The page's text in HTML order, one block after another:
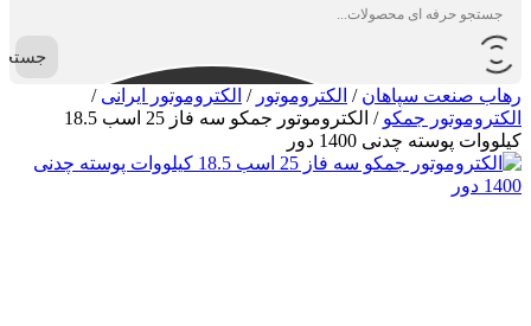
رهاب صنعت سپاهان / الکتروموتور / الکتروموتور ایرانی /
الکتروموتور جمکو /
الکتروموتور جمکو سه فاز 25 اسب 18.5
کیلووات پوسته چدنی 1400 دور